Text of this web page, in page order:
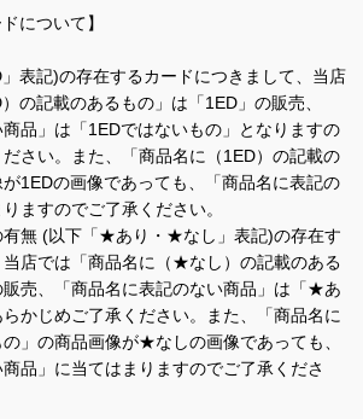
について】
表記)の存在するカードにつきまして、当店
の記載のあるもの」は「1ED」の販売、
商品」は「1EDではないもの」となりますの
さい。また、「商品名に（1ED）の記載の
1EDの画像であっても、「商品名に表記の
ますのでご了承ください。
有無 (以下「★あり・★なし」表記)の存在す
店では「商品名に（★なし）の記載のある
売、「商品名に表記のない商品」は「★あ
かじめご了承ください。また、「商品名に
」の商品画像が★なしの画像であっても、
商品」に当てはまりますのでご了承くださ